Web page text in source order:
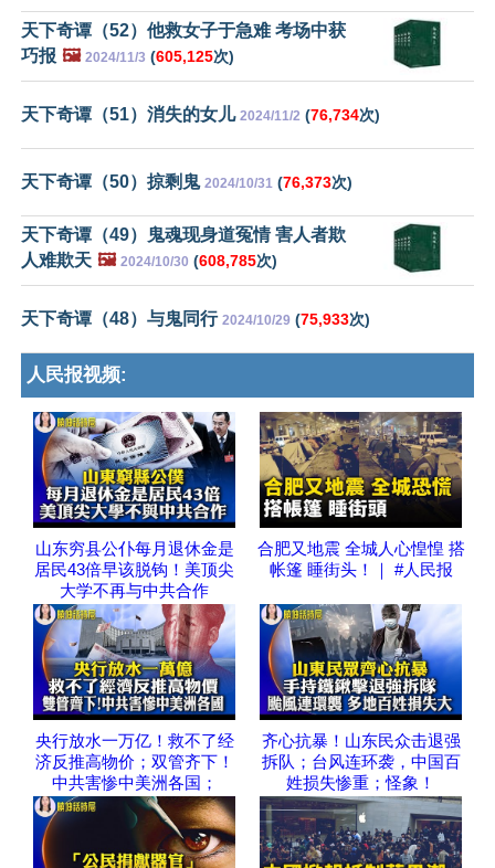
天下奇谭（52）他救女子于急难 考场中获
巧报 🖼️ 2024/11/3 (605,125次)
天下奇谭（51）消失的女儿 2024/11/2 (76,734次)
天下奇谭（50）掠剩鬼 2024/10/31 (76,373次)
天下奇谭（49）鬼魂现身道冤情 害人者欺
人难欺天 🖼️ 2024/10/30 (608,785次)
天下奇谭（48）与鬼同行 2024/10/29 (75,933次)
人民报视频:
山东穷县公仆每月退休金是
居民43倍早该脱钩！美顶尖
大学不再与中共合作
合肥又地震 全城人心惶惶 搭
帐篷 睡街头！｜ #人民报
央行放水一万亿！救不了经
济反推高物价；双管齐下！
中共害惨中美洲各国；
齐心抗暴！山东民众击退强
拆队；台风连环袭，中国百
姓损失惨重；怪象！